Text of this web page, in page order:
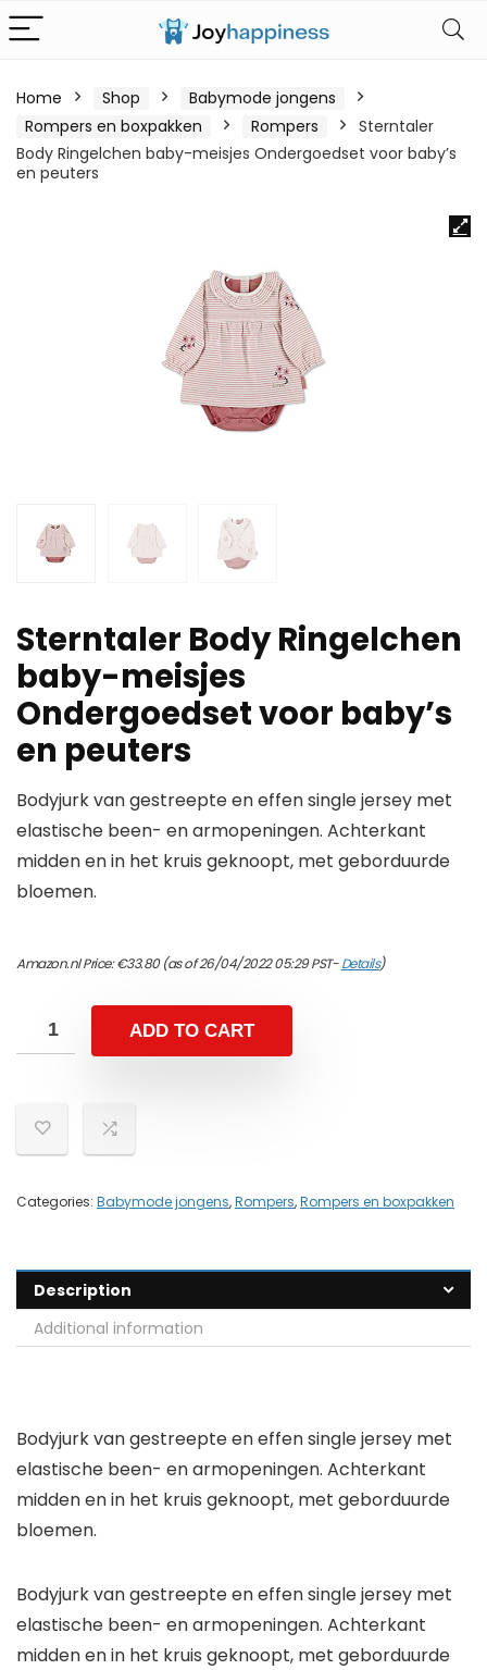
Home Shop
Babymode jongens
Rompers en boxpakken
Rompers
Sterntaler
Body Ringelchen baby-meisjes Ondergoedset voor baby’s
en peuters
Sterntaler Body Ringelchen
baby-meisjes
Ondergoedset voor baby’s
en peuters
Bodyjurk van gestreepte en effen single jersey met
elastische been- en armopeningen. Achterkant
midden en in het kruis geknoopt, met geborduurde
bloemen.
Amazon.nl Price:€33.80(as of 26/04/2022 05:29 PST-Details)
ADD TO CART
Categories: Babymode jongens,Rompers,Rompers en boxpakken
Description
Additional information
Bodyjurk van gestreepte en effen single jersey met
elastische been- en armopeningen. Achterkant
midden en in het kruis geknoopt, met geborduurde
bloemen.
Bodyjurk van gestreepte en effen single jersey met
elastische been- en armopeningen. Achterkant
midden en in het kruis geknoopt, met geborduurde